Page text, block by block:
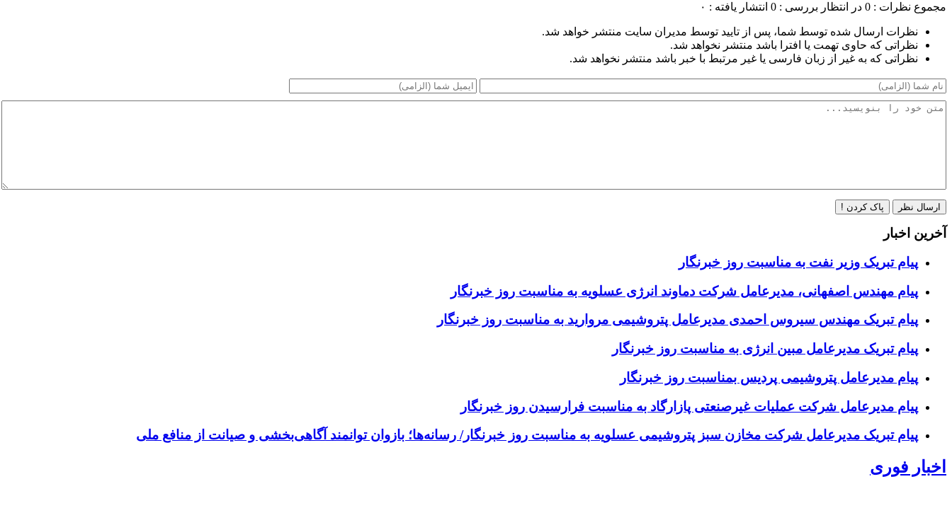
مجموع نظرات : 0 در انتظار بررسی : 0 انتشار یافته : ۰
نظرات ارسال شده توسط شما، پس از تایید توسط مدیران سایت منتشر خواهد شد.
نظراتی که حاوی تهمت یا افترا باشد منتشر نخواهد شد.
نظراتی که به غیر از زبان فارسی یا غیر مرتبط با خبر باشد منتشر نخواهد شد.
ارسال نظر پاک کردن !
آخرین اخبار
پیام تبریک وزیر نفت به مناسبت روز خبرنگار
پیام مهندس اصفهانی، مدیرعامل شرکت دماوند انرژی عسلویه به مناسبت روز خبرنگار
پیام تبریک مهندس سیروس احمدی مدیرعامل پتروشیمی مروارید به مناسبت روز خبرنگار
پیام تبریک مدیرعامل مبین انرژی به مناسبت روز خبرنگار
پیام مدیرعامل پتروشیمی پردیس بمناسبت روز خبرنگار
پیام مدیرعامل شرکت عملیات غیرصنعتی پازارگاد به مناسبت فرارسیدن روز خبرنگار
پیام تبریک مدیرعامل شرکت مخازن سبز پتروشیمی عسلویه به مناسبت روز خبرنگار/ رسانه‌ها؛ بازوان توانمند آگاهی‌بخشی و صیانت از منافع ملی
اخبار فوری